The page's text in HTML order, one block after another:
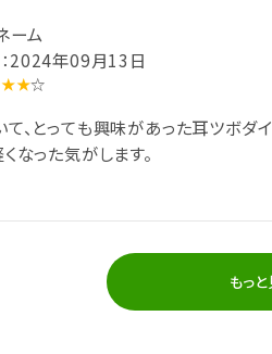
ーム
2024年09月13日
☆
、とっても興味があった耳ツボダ
なった気がします。
もっ